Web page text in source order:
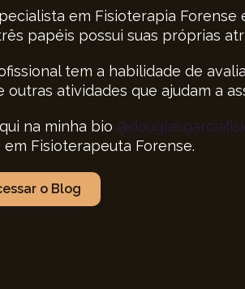
em Fisioterapia
papéis possui suas próprias
tem a habilidade de
outras atividades que ajudam a
na minha bio
em Fisioterapeuta Forense.
o Blog